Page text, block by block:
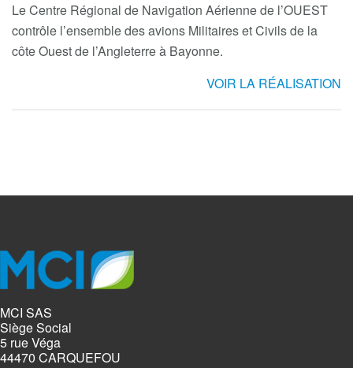
Le Centre Régional de Navigation Aérienne de l’OUEST
contrôle l’ensemble des avions Militaires et Civils de la
côte Ouest de l’Angleterre à Bayonne.
VOIR LA RÉALISATION
MCI SAS
Siège Social
5 rue Véga
44470 CARQUEFOU